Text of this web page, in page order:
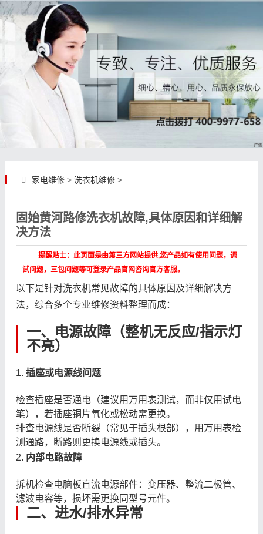
家电维修> 洗衣机维修>
固始黄河路修洗衣机故障,具体原因和详细解
决方法
提醒贴士：此页面是由第三方网站提供,您产品如有使用问题，调
试问题，三包问题等可登录产品官网咨询官方客服。
以下是针对洗衣机常见故障的具体原因及详细解决方
法，综合多个专业维修资料整理而成：
一、电源故障（整机无反应/指示灯
不亮）
1. 插座或电源线问题
检查插座是否通电（建议用万用表测试，而非仅用试电
笔），若插座铜片氧化或松动需更换。
排查电源线是否断裂（常见于插头根部），用万用表检
测通路，断路则更换电源线或插头。
2. 内部电路故障
拆机检查电脑板直流电源部件：变压器、整流二极管、
滤波电容等，损坏需更换同型号元件。
二、进水/排水异常